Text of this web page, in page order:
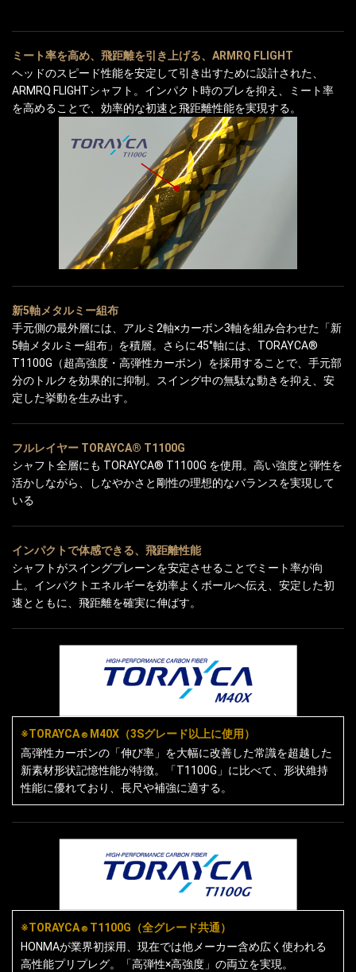
ミート率を高め、飛距離を引き上げる、ARMRQ FLIGHT
ヘッドのスピード性能を安定して引き出すために設計された、
ARMRQ FLIGHTシャフト。インパクト時のブレを抑え、ミート率
を高めることで、効率的な初速と飛距離性能を実現する。
新5軸メタルミー組布
手元側の最外層には、アルミ2軸×カーボン3軸を組み合わせた「新
5軸メタルミー組布」を積層。さらに45°軸には、TORAYCA®
T1100G（超高強度・高弾性カーボン）を採用することで、手元部
分のトルクを効果的に抑制。スイング中の無駄な動きを抑え、安
定した挙動を生み出す。
フルレイヤー TORAYCA® T1100G
シャフト全層にも TORAYCA® T1100G を使用。高い強度と弾性を
活かしながら、しなやかさと剛性の理想的なバランスを実現して
いる
インパクトで体感できる、飛距離性能
シャフトがスイングプレーンを安定させることでミート率が向
上。インパクトエネルギーを効率よくボールへ伝え、安定した初
速とともに、飛距離を確実に伸ばす。
※TORAYCA® M40X（3Sグレード以上に使用）
高弾性カーボンの「伸び率」を大幅に改善した常識を超越した
新素材形状記憶性能が特徴。「T1100G」に比べて、形状維持
性能に優れており、長尺や補強に適する。
※TORAYCA® T1100G（全グレード共通）
HONMAが業界初採用、現在では他メーカー含め広く使われる
高性能プリプレグ。「高弾性×高強度」の両立を実現。